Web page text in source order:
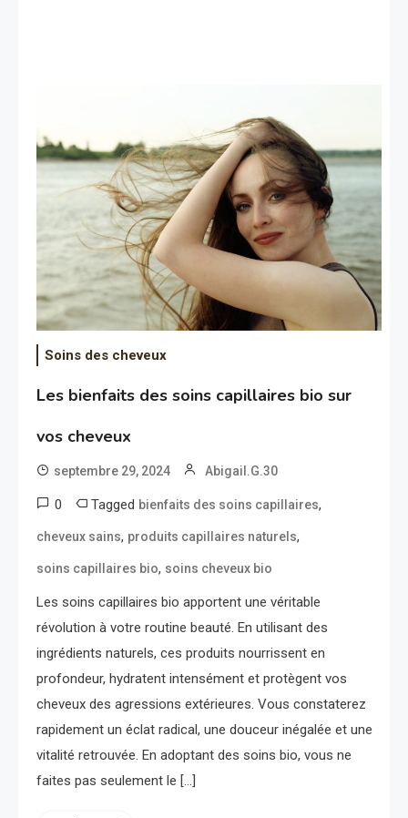
Soins des cheveux
Les bienfaits des soins capillaires bio sur
vos cheveux
septembre 29, 2024 Abigail.G.30
0 Tagged bienfaits des soins capillaires,
cheveux sains, produits capillaires naturels,
soins capillaires bio, soins cheveux bio
Les soins capillaires bio apportent une véritable
révolution à votre routine beauté. En utilisant des
ingrédients naturels, ces produits nourrissent en
profondeur, hydratent intensément et protègent vos
cheveux des agressions extérieures. Vous constaterez
rapidement un éclat radical, une douceur inégalée et une
vitalité retrouvée. En adoptant des soins bio, vous ne
faites pas seulement le […]